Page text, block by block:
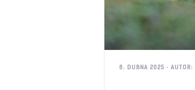
8. DUBNA 2025 AUTOR: